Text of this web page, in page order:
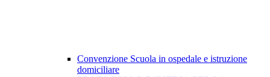
Convenzione Scuola in ospedale e istruzione
domiciliare